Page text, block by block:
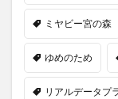
ミヤビー宮の森
ゆめのため
リアルデータプ